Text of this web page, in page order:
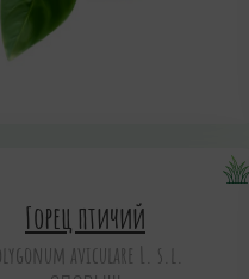
Горец птичий
aviculare L. s.l.